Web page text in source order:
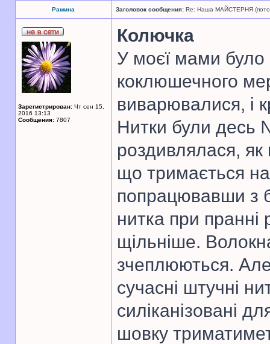
Рамина Заголовок сообщения: Re: Наша МАЙСТЕРНЯ
Зарегистрирован: Чт сен 15,
2016 13:13
Сообщения: 7807
Колючка
У моєї мами було
коклюшечного
виварювалися, і
Нитки були десь
роздивлялася,
що тримається
попрацювавши з
нитка при пранні
щільніше.
зчеплюються.
сучасні штучні
силіканізовані
шовку